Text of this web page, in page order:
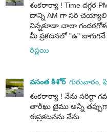
శంకరార్యా ! Time దగ్గర
దాన్ని AM గా సరి చెయ్యాలి
నిన్నకూడా చాలా
మీ ప్రకటనలో "ఉ" బాగుగనే
రిప్లయి
వసంత కిశోర్ గురువారం,
శంకరార్యా ! నేను సరిగ్గా
తారీఖు టైము అన్నీ
ఈప్రకటనను నేను